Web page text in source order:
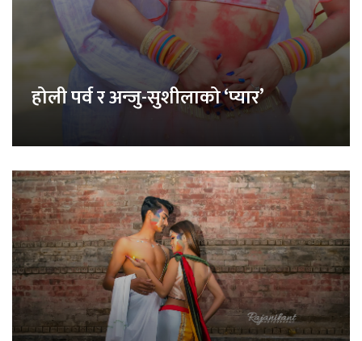
होली पर्व र अन्जु-सुशीलाको ‘प्यार’